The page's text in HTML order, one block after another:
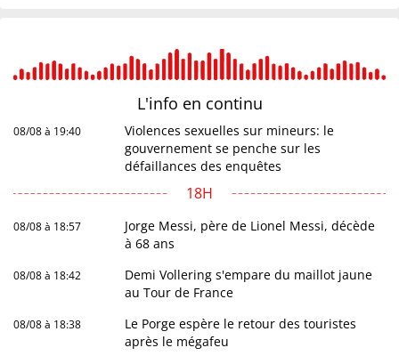
L'info en continu
08/08 à 19:40
Violences sexuelles sur mineurs: le
gouvernement se penche sur les
défaillances des enquêtes
18H
08/08 à 18:57
Jorge Messi, père de Lionel Messi, décède
à 68 ans
08/08 à 18:42
Demi Vollering s'empare du maillot jaune
au Tour de France
08/08 à 18:38
Le Porge espère le retour des touristes
après le mégafeu